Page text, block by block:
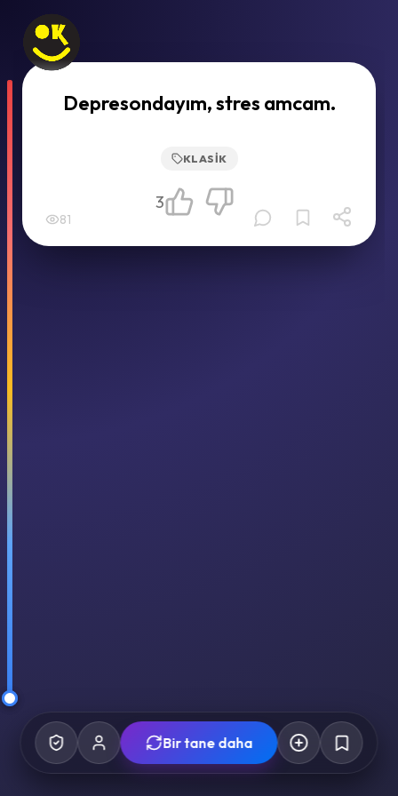
Depresondayım, stres amcam.
KLASIK
81
3
Bir tane daha